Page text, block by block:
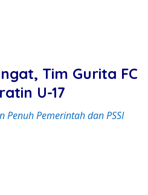
Tim Gurita FC
U-17
Penuh Pemerintah dan PSSI